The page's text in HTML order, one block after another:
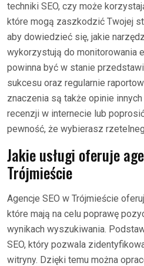
techniki SEO, czy może
które mogą zaszkodzić Twojej
aby dowiedzieć się, jakie
wykorzystują do monitorowania
powinna być w stanie
sukcesu oraz regularnie
znaczenia są także opinie
recenzji w internecie lub
pewność, że wybierasz
Jakie usługi oferuje
Trójmieście
Agencje SEO w Trójmieście
które mają na celu poprawę
wynikach wyszukiwania.
SEO, który pozwala
witryny. Dzięki temu można